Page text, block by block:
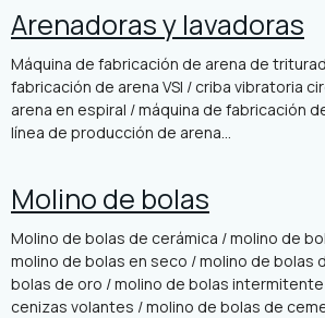
Arenadoras y lavadoras
Máquina de fabricación de arena de
fabricación de arena VSI / criba vibratoria
arena en espiral / máquina de fabricación
línea de producción de arena...
Molino de bolas
Molino de bolas de cerámica / molino de
molino de bolas en seco / molino de bolas
bolas de oro / molino de bolas
cenizas volantes / molino de bolas de